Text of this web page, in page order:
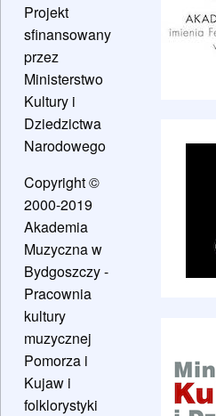
Projekt
sfinansowany
przez
Ministerstwo
Kultury i
Dziedzictwa
Narodowego
Copyright ©
2000-2019
Akademia
Muzyczna w
Bydgoszczy -
Pracownia
kultury
muzycznej
Pomorza i
Kujaw i
folklorystyki